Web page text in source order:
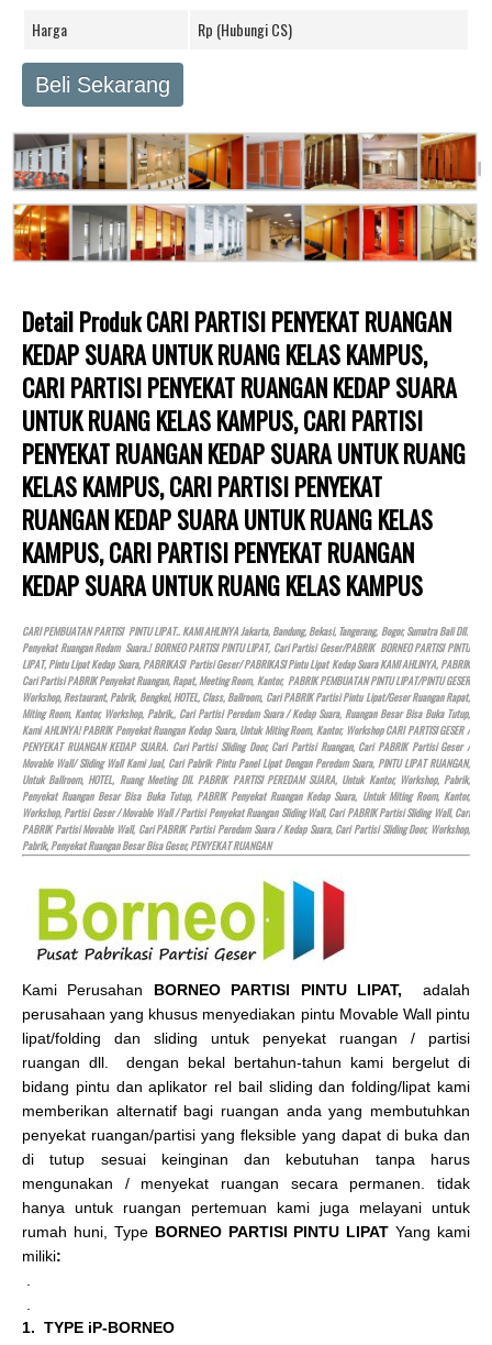
Harga
Rp (Hubungi CS)
Beli Sekarang
Detail Produk CARI PARTISI PENYEKAT RUANGAN
KEDAP SUARA UNTUK RUANG KELAS KAMPUS,
CARI PARTISI PENYEKAT RUANGAN KEDAP SUARA
UNTUK RUANG KELAS KAMPUS, CARI PARTISI
PENYEKAT RUANGAN KEDAP SUARA UNTUK RUANG
KELAS KAMPUS, CARI PARTISI PENYEKAT
RUANGAN KEDAP SUARA UNTUK RUANG KELAS
KAMPUS, CARI PARTISI PENYEKAT RUANGAN
KEDAP SUARA UNTUK RUANG KELAS KAMPUS
CARI PEMBUATAN PARTISI PINTU LIPAT.. KAMI AHLINYA Jakarta, Bandung, Bekasi, Tangerang, Bogor, Sumatra Bali Dll.
Penyekat Ruangan Redam Suara.! BORNEO PARTISI PINTU LIPAT, Cari Partisi Geser/PABRIK BORNEO PARTISI PINTU
LIPAT, Pintu Lipat Kedap Suara, PABRIKASI Partisi Geser/ PABRIKASI Pintu Lipat Kedap Suara KAMI AHLINYA, PABRIK
Cari Partisi PABRIK Penyekat Ruangan, Rapat, Meeting Room, Kantor, PABRIK PEMBUATAN PINTU LIPAT/PINTU GESER
Workshop, Restaurant, Pabrik, Bengkel,HOTEL, Class, Ballroom, Cari PABRIK Partisi Pintu Lipat/Geser Ruangan Rapat,
Miting Room, Kantor, Workshop, Pabrik,, Cari Partisi Peredam Suara / Kedap Suara, Ruangan Besar Bisa Buka Tutup,
Kami AHLINYA! PABRIK Penyekat Ruangan Kedap Suara, Untuk Miting Room, Kantor, Workshop CARI PARTISI GESER /
PENYEKAT RUANGAN KEDAP SUARA. Cari Partisi Sliding Door, Cari Partisi Ruangan, Cari PABRIK Partisi Geser /
Movable Wall/ Sliding Wall Kami Jual, Cari Pabrik Pintu Panel Lipat Dengan Peredam Suara, PINTU LIPAT RUANGAN,
Untuk Ballroom,HOTEL, Ruang Meeting Dll. PABRIK PARTISI PEREDAM SUARA, Untuk Kantor, Workshop, Pabrik,
Penyekat Ruangan Besar Bisa Buka Tutup, PABRIK Penyekat Ruangan Kedap Suara, Untuk Miting Room, Kantor,
Workshop, Partisi Geser / Movable Wall / Partisi Penyekat Ruangan Sliding Wall, Cari PABRIK Partisi Sliding Wall, Cari
PABRIK Partisi Movable Wall, Cari PABRIK Partisi Peredam Suara / Kedap Suara, Cari Partisi Sliding Door, Workshop,
Pabrik, Penyekat Ruangan Besar Bisa Geser, PENYEKAT RUANGAN
Kami Perusahan BORNEO PARTISI PINTU LIPAT, adalah
perusahaan yang khusus menyediakan pintu Movable Wall pintu
lipat/folding dan sliding untuk penyekat ruangan / partisi
ruangan dll. dengan bekal bertahun-tahun kami bergelut di
bidang pintu dan aplikator rel bail sliding dan folding/lipat kami
memberikan alternatif bagi ruangan anda yang membutuhkan
penyekat ruangan/partisi yang fleksible yang dapat di buka dan
di tutup sesuai keinginan dan kebutuhan tanpa harus
mengunakan / menyekat ruangan secara permanen. tidak
hanya untuk ruangan pertemuan kami juga melayani untuk
rumah huni, Type BORNEO PARTISI PINTU LIPAT Yang kami
miliki:
1. TYPE iP-BORNEO